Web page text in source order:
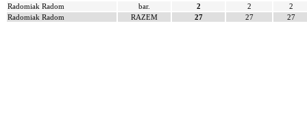
Radomiak Radom
bar. 2 2
2
Radomiak Radom
RAZEM 27 27 27